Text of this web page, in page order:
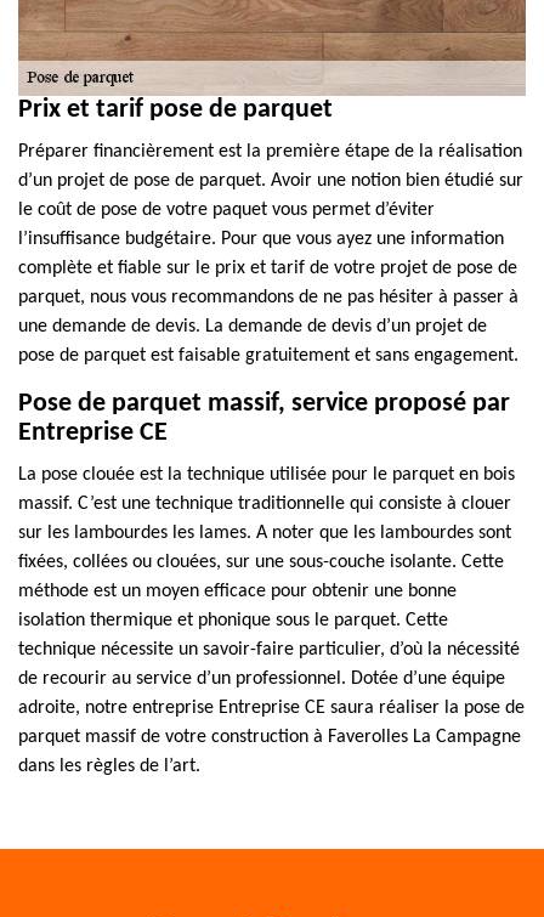
Prix et tarif pose de parquet
Préparer financièrement est la première étape de la réalisation
d’un projet de pose de parquet. Avoir une notion bien étudié sur
le coût de pose de votre paquet vous permet d’éviter
l’insuffisance budgétaire. Pour que vous ayez une information
complète et fiable sur le prix et tarif de votre projet de pose de
parquet, nous vous recommandons de ne pas hésiter à passer à
une demande de devis. La demande de devis d’un projet de
pose de parquet est faisable gratuitement et sans engagement.
Pose de parquet massif, service proposé par
Entreprise CE
La pose clouée est la technique utilisée pour le parquet en bois
massif. C’est une technique traditionnelle qui consiste à clouer
sur les lambourdes les lames. A noter que les lambourdes sont
fixées, collées ou clouées, sur une sous-couche isolante. Cette
méthode est un moyen efficace pour obtenir une bonne
isolation thermique et phonique sous le parquet. Cette
technique nécessite un savoir-faire particulier, d’où la nécessité
de recourir au service d’un professionnel. Dotée d’une équipe
adroite, notre entreprise Entreprise CE saura réaliser la pose de
parquet massif de votre construction à Faverolles La Campagne
dans les règles de l’art.